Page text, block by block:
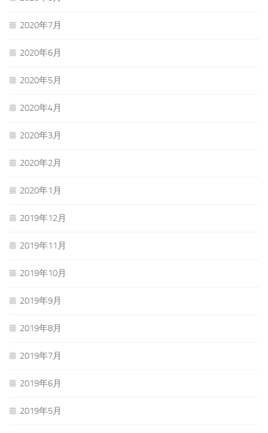
2020年7月
2020年6月
2020年5月
2020年4月
2020年3月
2020年2月
2020年1月
2019年12月
2019年11月
2019年10月
2019年9月
2019年8月
2019年7月
2019年6月
2019年5月